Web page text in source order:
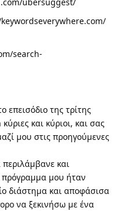
search-
επεισόδιο της τρίτης
και κύριοι, και σας
μου στις προηγούμενες
περιλάμβανε και
μου ήταν
διάστημα και αποφάσισα
να ξεκινήσω με ένα